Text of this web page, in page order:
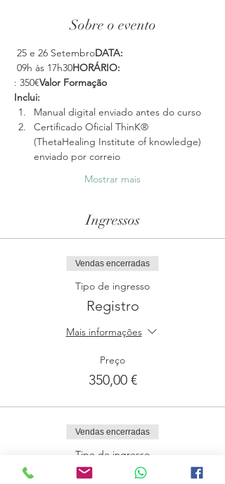
Sobre o evento
25 e 26 SetembroDATA:
09h às 17h30HORÁRIO:
: 350€Valor Formação
Inclui:
Manual digital enviado antes do curso
Certificado Oficial ThinK®
(ThetaHealing Institute of knowledge)
enviado por correio
Mostrar mais
Ingressos
Vendas encerradas
Tipo de ingresso
Registro
Mais informações
Preço
350,00 €
Vendas encerradas
Tipo de ingresso
Lista de Espera